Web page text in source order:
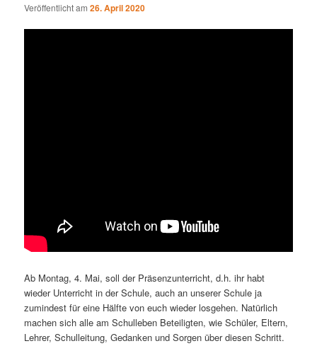
Veröffentlicht am26. April 2020
Ab Montag, 4. Mai, soll der Präsenzunterricht, d.h. ihr habt
wieder Unterricht in der Schule, auch an unserer Schule ja
zumindest für eine Hälfte von euch wieder losgehen. Natürlich
machen sich alle am Schulleben Beteiligten, wie Schüler, Eltern,
Lehrer, Schulleitung, Gedanken und Sorgen über diesen Schritt.